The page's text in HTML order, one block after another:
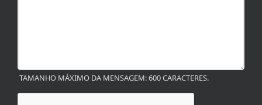
TAMANHO MÁXIMO DA MENSAGEM: 600 CARACTERES.